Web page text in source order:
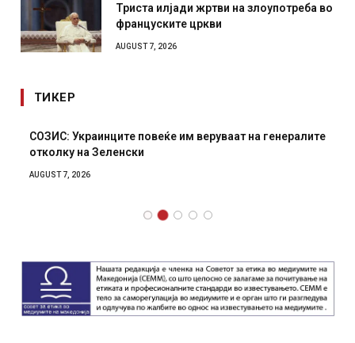
Триста илјади жртви на злоупотреба во
француските цркви
AUGUST 7, 2026
ТИКЕР
СОЗИС: Украинците повеќе им веруваат на генералите
отколку на Зеленски
AUGUST 7, 2026